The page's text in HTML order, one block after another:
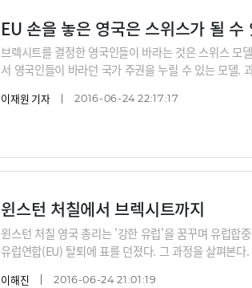
EU 손을 놓은 영국은 스위스가 될 수
브렉시트를 결정한 영국인들이 바라는 것은 스위스 모
서 영국인들이 바라던 국가 주권을 누릴 수 있는 모델.
이재원 기자 2016-06-24 22:17:17
윈스턴 처칠에서 브렉시트까지
윈스턴 처칠 영국 총리는 '강한 유럽'을 꿈꾸며 유럽합
유럽연합(EU) 탈퇴에 표를 던졌다. 그 과정을 살펴본다.
이해진 2016-06-24 21:01:19